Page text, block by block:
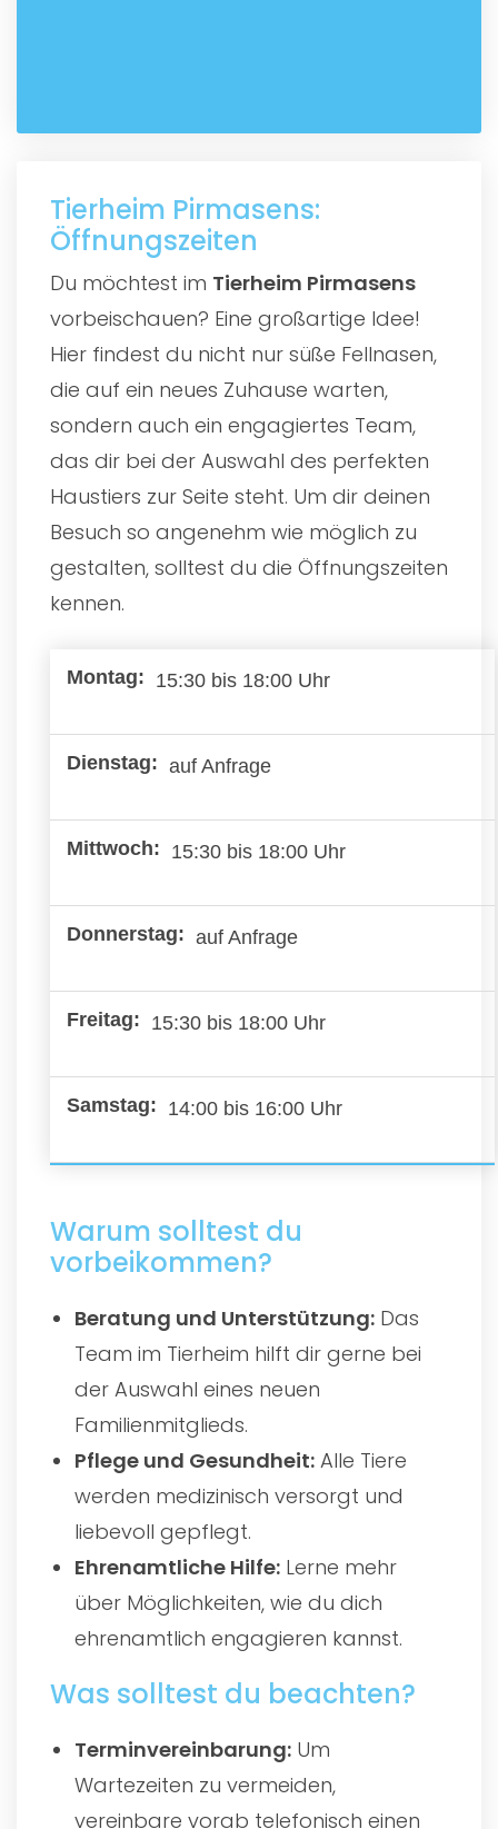
Tierheim Pirmasens:
Öffnungszeiten
Du möchtest im Tierheim Pirmasens
vorbeischauen? Eine großartige Idee!
Hier findest du nicht nur süße Fellnasen,
die auf ein neues Zuhause warten,
sondern auch ein engagiertes Team,
das dir bei der Auswahl des perfekten
Haustiers zur Seite steht. Um dir deinen
Besuch so angenehm wie möglich zu
gestalten, solltest du die Öffnungszeiten
kennen.
15:30 bis 18:00 Uhr
auf Anfrage
15:30 bis 18:00 Uhr
auf Anfrage
15:30 bis 18:00 Uhr
14:00 bis 16:00 Uhr
Warum solltest du
vorbeikommen?
Beratung und Unterstützung: Das
Team im Tierheim hilft dir gerne bei
der Auswahl eines neuen
Familienmitglieds.
Pflege und Gesundheit: Alle Tiere
werden medizinisch versorgt und
liebevoll gepflegt.
Ehrenamtliche Hilfe: Lerne mehr
über Möglichkeiten, wie du dich
ehrenamtlich engagieren kannst.
Was solltest du beachten?
Terminvereinbarung: Um
Wartezeiten zu vermeiden,
vereinbare vorab telefonisch einen